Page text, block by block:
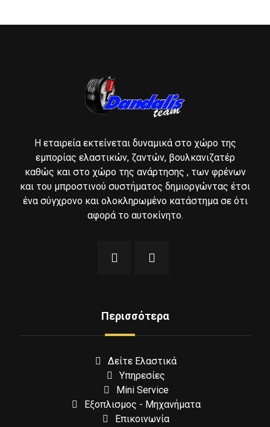
Η εταιρεία εκτείνεται δυναμικά στο χώρο της
εμπορίας ελαστικών, ζαντών, βουλκανιζατέρ
καθώς και στο χώρο της ανάρτησης , των φρένων
και του μπροστινού συστήματος δημιοργώντας έτσι
ένα σύγχρονο και ολοκληρωμένο κατάστημα σε ότι
αφορά το αυτοκίνητο.
Περισσότερα
Δείτε Ελαστικά
Υπηρεσίες
Mini Service
Εξοπλισμος - Μηχανήματα
Επικοινωνία